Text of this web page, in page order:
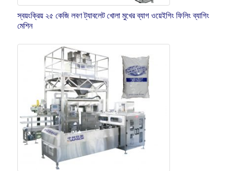
স্বয়ংক্রিয় ২৫ কেজি লবণ ট্যাবলেট খোলা মুখের ব্যাগ ওয়েইগিং ফিলিং ব্যাগিং
মেশিন